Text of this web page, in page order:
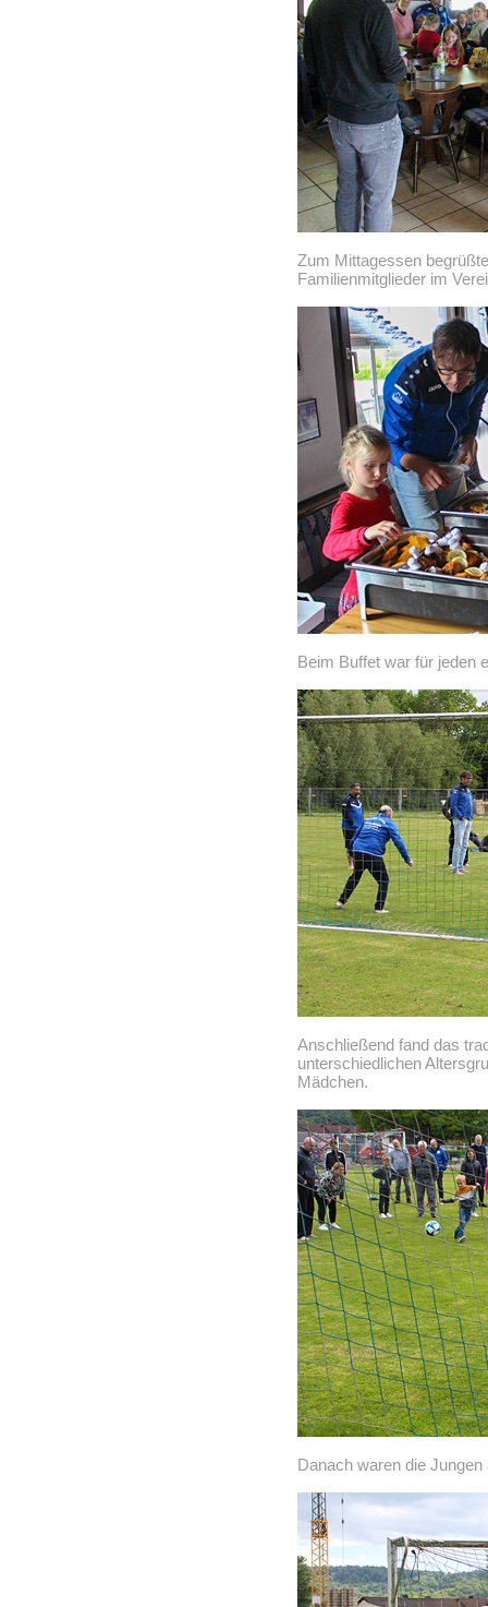
Zum Mittagessen
Familienmitglieder im
Beim Buffet war für jeden
Anschließend fand das
unterschiedlichen
Mädchen.
Danach waren die Jungen